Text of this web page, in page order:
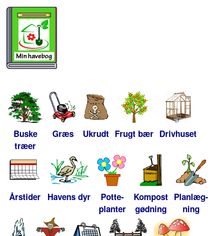
Buske
træer
Græs Ukrudt Frugt bær Drivhuset
Årstider Havens dyr
Potte-
planter
Kompost
gødning
Planlæg-
ning